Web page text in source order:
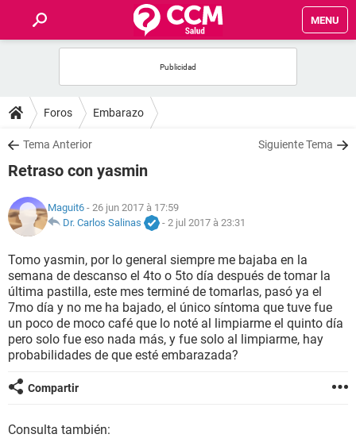
MENU
FORUMS
SALUD
NUTRICIÓN
BIENESTAR
SEXUALIDAD
GLOSARIO
Foros Embarazo
Tema Anterior Siguiente Tema
Retraso con yasmin
Maguit6 - 26 jun 2017 à 17:59
Dr. Carlos Salinas
- 2 jul 2017 à 23:31
Tomo yasmin, por lo general siempre me bajaba en la
semana de descanso el 4to o 5to día después de tomar la
última pastilla, este mes terminé de tomarlas, pasó ya el
7mo día y no me ha bajado, el único síntoma que tuve fue
un poco de moco café que lo noté al limpiarme el quinto día
pero solo fue eso nada más, y fue solo al limpiarme, hay
probabilidades de que esté embarazada?
Compartir
Consulta también: